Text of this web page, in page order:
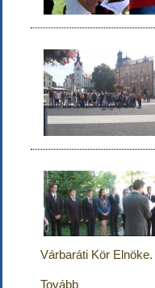
Várbaráti Kör Elnöke.
Tovább